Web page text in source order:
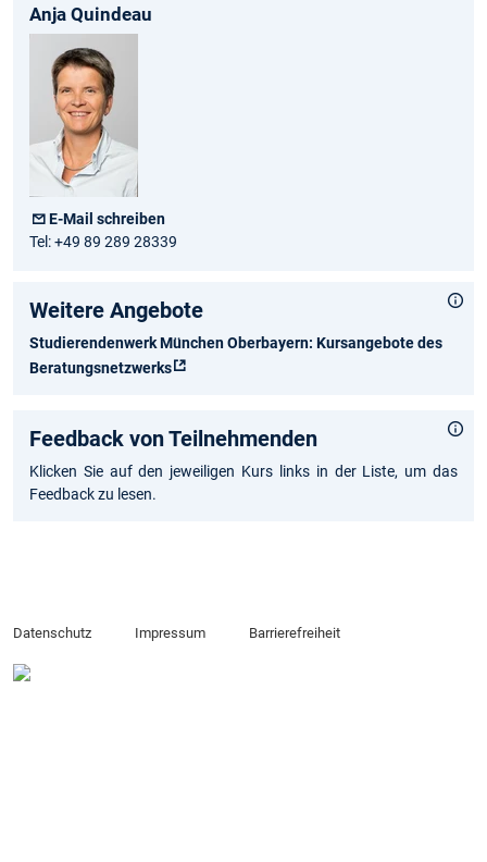
Anja Quindeau
E-Mail schreiben
Tel: +49 89 289 28339
Weitere Angebote
Studierendenwerk München Oberbayern: Kursangebote des
Beratungsnetzwerks
Feedback von Teilnehmenden
Klicken Sie auf den jeweiligen Kurs links in der Liste, um das
Feedback zu lesen.
Datenschutz Impressum Barrierefreiheit